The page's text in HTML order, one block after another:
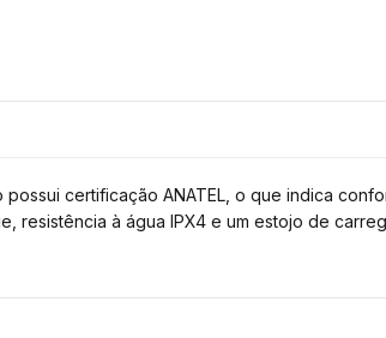
certificação ANATEL, o que indica
resistência à água IPX4 e um estojo de